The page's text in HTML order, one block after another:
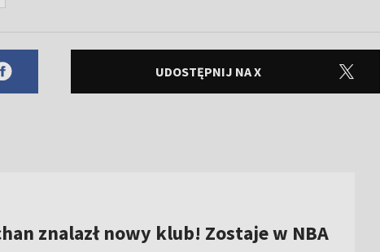
UDOSTĘPNIJ NA X
znalazł nowy klub! Zostaje w NBA